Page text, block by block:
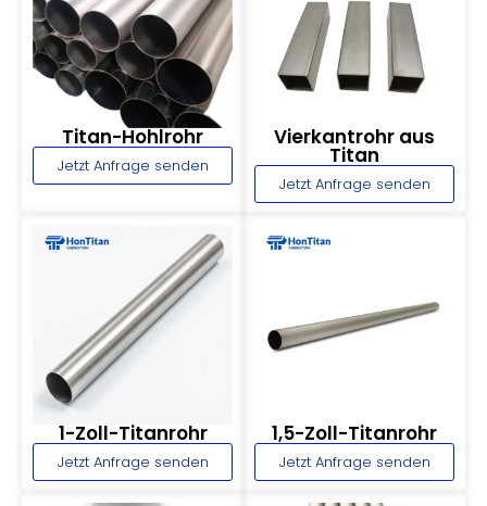
Titan-Hohlrohr
Jetzt Anfrage senden
Vierkantrohr aus
Titan
Jetzt Anfrage senden
1-Zoll-Titanrohr
Jetzt Anfrage senden
1,5-Zoll-Titanrohr
Jetzt Anfrage senden